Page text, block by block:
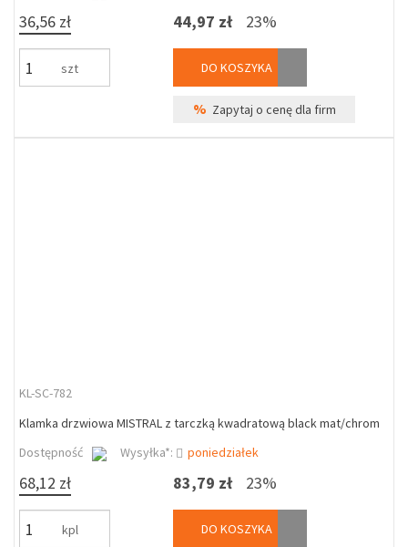
36,56 zł
szt
44,97 zł 23%
DO KOSZYKA
% Zapytaj o cenę dla firm
KL-SC-782
Klamka drzwiowa MISTRAL z tarczką kwadratową black mat/chrom
Dostępność
Wysyłka*: poniedziałek
68,12 zł
kpl
83,79 zł 23%
DO KOSZYKA